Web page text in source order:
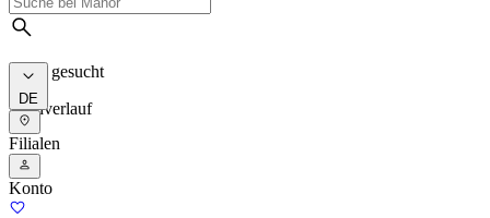
Meist gesucht
Suchverlauf
DE
Filialen
Konto